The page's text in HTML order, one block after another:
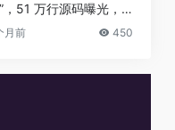
，51 万行源码曝光，
正的秘密没有泄露
月前 450